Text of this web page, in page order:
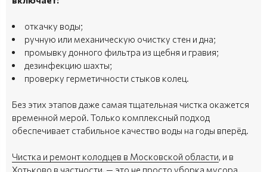
откачку воды;
ручную или механическую очистку стен и дна;
промывку донного фильтра из щебня и гравия;
дезинфекцию шахты;
проверку герметичности стыков колец.
Без этих этапов даже самая тщательная чистка окажется
временной мерой. Только комплексный подход
обеспечивает стабильное качество воды на годы вперёд.
Чистка и ремонт колодцев в Московской области, и в
Хотьково в частности, — это не просто уборка мусора.